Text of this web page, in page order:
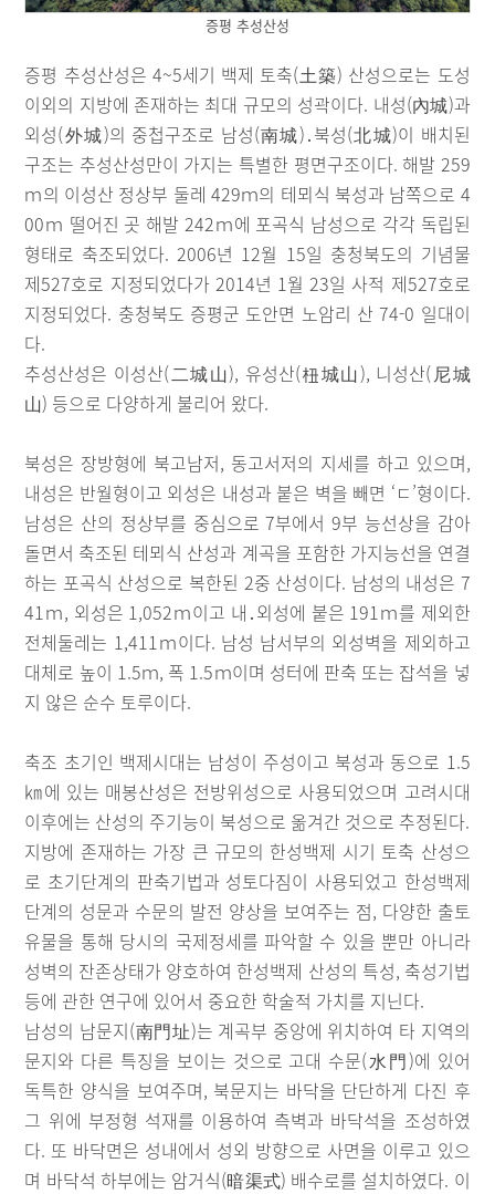
증평 추성산성
증평 추성산성은 4~5세기 백제 토축(土築) 산성으로는 도성
이외의 지방에 존재하는 최대 규모의 성곽이다. 내성(內城)과
외성(外城)의 중첩구조로 남성(南城)․북성(北城)이 배치된
구조는 추성산성만이 가지는 특별한 평면구조이다. 해발 259
ｍ의 이성산 정상부 둘레 429ｍ의 테뫼식 북성과 남쪽으로 4
00ｍ 떨어진 곳 해발 242ｍ에 포곡식 남성으로 각각 독립된
형태로 축조되었다. 2006년 12월 15일 충청북도의 기념물
제527호로 지정되었다가 2014년 1월 23일 사적 제527호로
지정되었다. 충청북도 증평군 도안면 노암리 산 74-0 일대이
다.
추성산성은 이성산(二城山), 유성산(杻城山), 니성산(尼城
山) 등으로 다양하게 불리어 왔다.
북성은 장방형에 북고남저, 동고서저의 지세를 하고 있으며,
내성은 반월형이고 외성은 내성과 붙은 벽을 빼면 ‘ㄷ’형이다.
남성은 산의 정상부를 중심으로 7부에서 9부 능선상을 감아
돌면서 축조된 테뫼식 산성과 계곡을 포함한 가지능선을 연결
하는 포곡식 산성으로 복한된 2중 산성이다. 남성의 내성은 7
41ｍ, 외성은 1,052ｍ이고 내․외성에 붙은 191ｍ를 제외한
전체둘레는 1,411ｍ이다. 남성 남서부의 외성벽을 제외하고
대체로 높이 1.5ｍ, 폭 1.5ｍ이며 성터에 판축 또는 잡석을 넣
지 않은 순수 토루이다.
축조 초기인 백제시대는 남성이 주성이고 북성과 동으로 1.5
㎞에 있는 매봉산성은 전방위성으로 사용되었으며 고려시대
이후에는 산성의 주기능이 북성으로 옮겨간 것으로 추정된다.
지방에 존재하는 가장 큰 규모의 한성백제 시기 토축 산성으
로 초기단계의 판축기법과 성토다짐이 사용되었고 한성백제
단계의 성문과 수문의 발전 양상을 보여주는 점, 다양한 출토
유물을 통해 당시의 국제정세를 파악할 수 있을 뿐만 아니라
성벽의 잔존상태가 양호하여 한성백제 산성의 특성, 축성기법
등에 관한 연구에 있어서 중요한 학술적 가치를 지닌다.
남성의 남문지(南門址)는 계곡부 중앙에 위치하여 타 지역의
문지와 다른 특징을 보이는 것으로 고대 수문(水門)에 있어
독특한 양식을 보여주며, 북문지는 바닥을 단단하게 다진 후
그 위에 부정형 석재를 이용하여 측벽과 바닥석을 조성하였
다. 또 바닥면은 성내에서 성외 방향으로 사면을 이루고 있으
며 바닥석 하부에는 암거식(暗渠式) 배수로를 설치하였다. 이